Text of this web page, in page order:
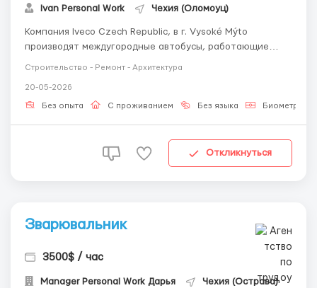
Ivan Personal Work Чехия (Оломоуц)
Компания Iveco Czech Republic, в г. Vysoké Mýto
производят междугородные автобусы, работающие
Работа в ІІІ смене по 8 ч/день; 🤝 Официальное
трудоустройство по трудовому договору; 🏠...
Строительство - Ремонт - Архитектура
20-05-2026
Без опыта С проживанием Без языка
Откликнуться
Зварювальник
3500$ / час
Manager Personal Work Дарья Чехия (Острава)